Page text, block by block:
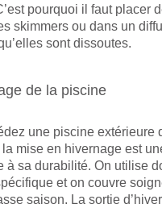
pourquoi il faut placer
skimmers ou dans un
sont dissoutes.
de la piscine
une piscine extérieure
la mise en hivernage est
à sa durabilité. On utilise
et on couvre
saison. La sortie